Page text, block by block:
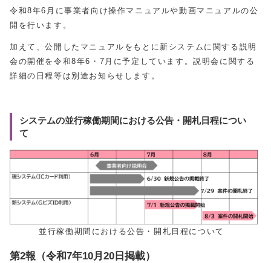
令和8年6月に事業者向け操作マニュアルや動画マニュアルの公
開を行います。
加えて、公開したマニュアルをもとに新システムに関する説明
会の開催を令和8年6・7月に予定しています。説明会に関する
詳細の日程等は別途お知らせします。
システムの並行稼働期間における公告・開札日程につい
て
並行稼働期間における公告・開札日程について
第2報（令和7年10月20日掲載）